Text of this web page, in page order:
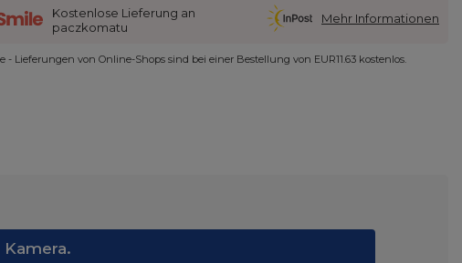
Kostenlose Lieferung an
paczkomatu
Mehr Informationen
- Lieferungen von Online-Shops sind bei einer Bestellung von EUR11.63 kostenlos.